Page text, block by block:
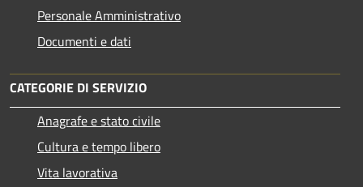
Personale Amministrativo
Documenti e dati
CATEGORIE DI SERVIZIO
Anagrafe e stato civile
Cultura e tempo libero
Vita lavorativa